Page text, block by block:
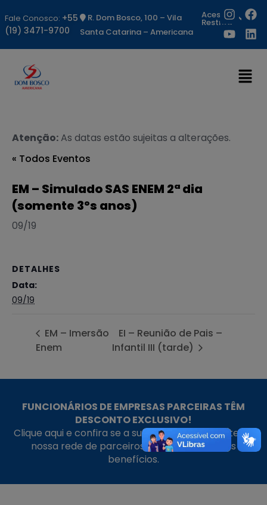
Fale Conosco: +55
(19) 3471-9700
R. Dom Bosco, 100 – Vila
Santa Catarina – Americana
Acesso
Restrito
Atenção:As datas estão sujeitas a alterações.
« Todos Eventos
EM – Simulado SAS ENEM 2ª dia
(somente 3ºs anos)
09/19
DETALHES
Data:
09/19
EM – Imersão
Enem
EI – Reunião de Pais –
Infantil III (tarde)
FUNCIONÁRIOS DE EMPRESAS PARCEIRAS TÊM
DESCONTO EXCLUSIVO!
Clique aqui e confira se a sua empresa faz parte da
nossa rede de parceiros e aproveite nossos
benefícios.